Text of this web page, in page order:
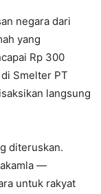
negara dari
yang
Rp 300
Smelter PT
langsung
diteruskan.
—
untuk rakyat